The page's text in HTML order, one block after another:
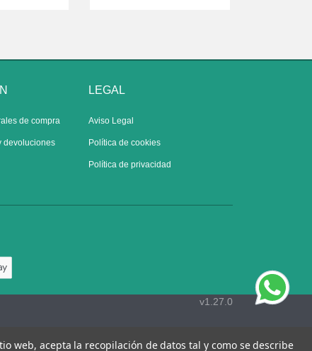
de compra
devoluciones
LEGAL
Aviso Legal
Política de cookies
Política de privacidad
v1.27.0
web, acepta la recopilación de datos tal y como se describe